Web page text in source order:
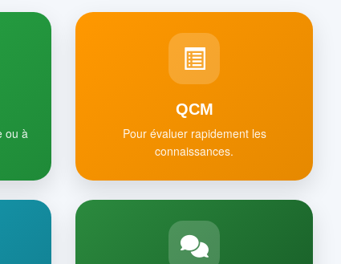
ou à
QCM
Pour évaluer rapidement les
connaissances.